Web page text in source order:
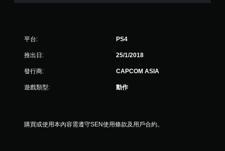
平台: PS4
推出日: 25/1/2018
發行商: CAPCOM ASIA
遊戲類型: 動作
購買或使用本內容需遵守SEN使用條款及用戶合約。